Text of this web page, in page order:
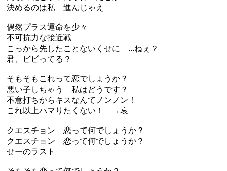
決めるのは私 進んじゃえ
偶然プラス運命を少々
不可抗力な接近戦
こっから先したことないくせに ...ねぇ？
君、ビビってる？
そもそもこれって恋でしょうか？
悪い子しちゃう 私はどうです？
不意打ちからキスなんてノンノン！
これ以上ハマりたくない！ →哀
クエスチョン 恋って何でしょうか？
クエスチョン 恋って何でしょうか？
せーのラスト